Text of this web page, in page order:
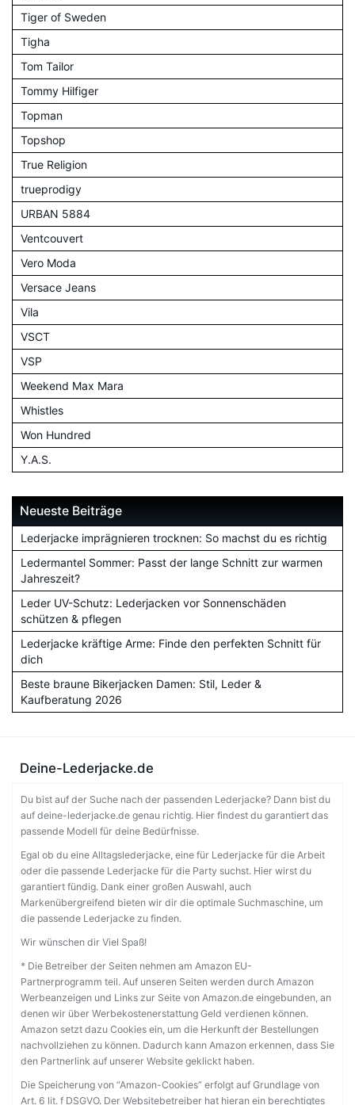
Tiger of Sweden
Tigha
Tom Tailor
Tommy Hilfiger
Topman
Topshop
True Religion
trueprodigy
URBAN 5884
Ventcouvert
Vero Moda
Versace Jeans
Vila
VSCT
VSP
Weekend Max Mara
Whistles
Won Hundred
Y.A.S.
Neueste Beiträge
Lederjacke imprägnieren trocknen: So machst du es richtig
Ledermantel Sommer: Passt der lange Schnitt zur warmen
Jahreszeit?
Leder UV-Schutz: Lederjacken vor Sonnenschäden
schützen & pflegen
Lederjacke kräftige Arme: Finde den perfekten Schnitt für
dich
Beste braune Bikerjacken Damen: Stil, Leder &
Kaufberatung 2026
Deine-Lederjacke.de
Du bist auf der Suche nach der passenden Lederjacke? Dann bist du
auf deine-lederjacke.de genau richtig. Hier findest du garantiert das
passende Modell für deine Bedürfnisse.
Egal ob du eine Alltagslederjacke, eine für Lederjacke für die Arbeit
oder die passende Lederjacke für die Party suchst. Hier wirst du
garantiert fündig. Dank einer großen Auswahl, auch
Markenübergreifend bieten wir dir die optimale Suchmaschine, um
die passende Lederjacke zu finden.
Wir wünschen dir Viel Spaß!
* Die Betreiber der Seiten nehmen am Amazon EU-
Partnerprogramm teil. Auf unseren Seiten werden durch Amazon
Werbeanzeigen und Links zur Seite von Amazon.de eingebunden, an
denen wir über Werbekostenerstattung Geld verdienen können.
Amazon setzt dazu Cookies ein, um die Herkunft der Bestellungen
nachvollziehen zu können. Dadurch kann Amazon erkennen, dass Sie
den Partnerlink auf unserer Website geklickt haben.
Die Speicherung von “Amazon-Cookies” erfolgt auf Grundlage von
Art. 6 lit. f DSGVO. Der Websitebetreiber hat hieran ein berechtigtes